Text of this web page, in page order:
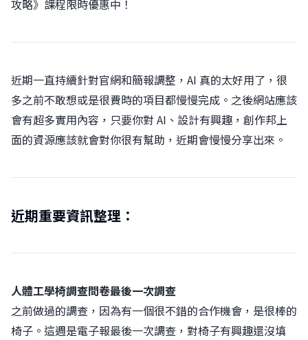
攻略》課程限時優惠中！
近期一直持續針對官網和簡報調整，AI 真的太好用了，很
多之前不敢想或是很費時的項目都慢慢完成。之後網站應該
會有超多實用內容，只要你對 AI、設計有興趣，創作邦上
面的資源應該就會對你很有幫助，近期會慢慢分享出來。
近期重要資訊整理：
人體工學椅調查問卷最後一次調查
之前做過的調查，因為有一個很不錯的合作機會，是很棒的
椅子。這週是電子報最後一次調查，對椅子有興趣還沒填